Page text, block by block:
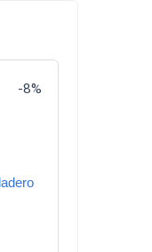
-8%